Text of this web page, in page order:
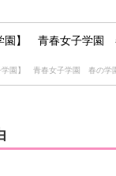
園】 青春女子学園
学園】 青春女子学園 春の学